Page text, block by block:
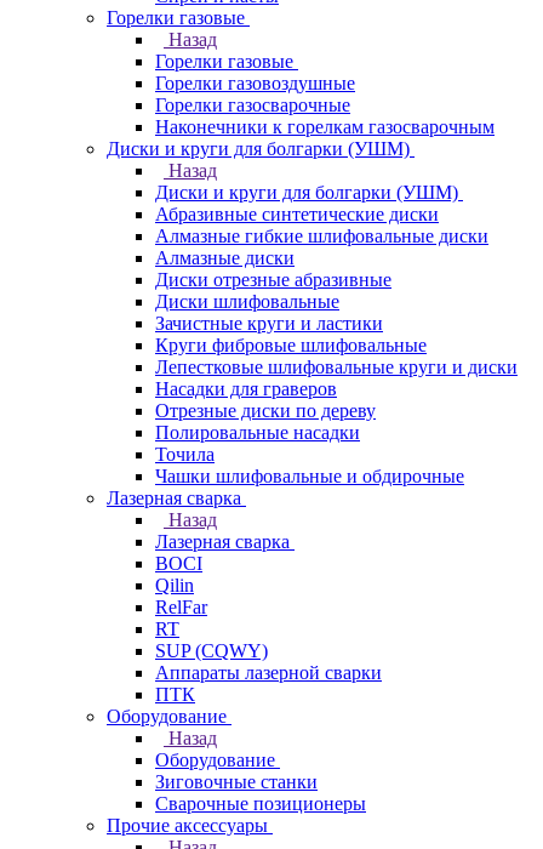
Горелки газовые
Назад
Горелки газовые
Горелки газовоздушные
Горелки газосварочные
Наконечники к горелкам газосварочным
Диски и круги для болгарки (УШМ)
Назад
Диски и круги для болгарки (УШМ)
Абразивные синтетические диски
Алмазные гибкие шлифовальные диски
Алмазные диски
Диски отрезные абразивные
Диски шлифовальные
Зачистные круги и ластики
Круги фибровые шлифовальные
Лепестковые шлифовальные круги и диски
Насадки для граверов
Отрезные диски по дереву
Полировальные насадки
Точила
Чашки шлифовальные и обдирочные
Лазерная сварка
Назад
Лазерная сварка
BOCI
Qilin
RelFar
RT
SUP (CQWY)
Аппараты лазерной сварки
ПТК
Оборудование
Назад
Оборудование
Зиговочные станки
Сварочные позиционеры
Прочие аксессуары